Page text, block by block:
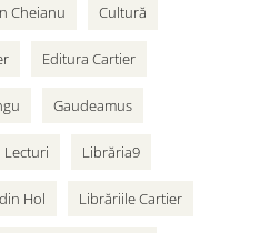
Cheianu Cultură
Editura Cartier
Gaudeamus
Lecturi Librăria9
Hol Librăriile Cartier